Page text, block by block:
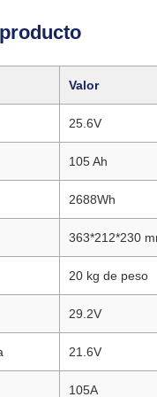
Valor
25.6V
105 Ah
2688Wh
363*212*230
20 kg de peso
29.2V
21.6V
105A